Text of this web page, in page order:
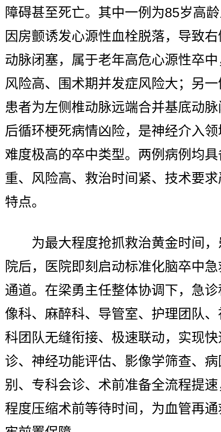
障碍甚至死亡。其中一例为85岁高
因房颤诱发心源性血栓脱落，导致
动脉闭塞，属于老年高危心源性卒
风险高、围术期并发症风险大；另
患者为左侧椎动脉远端合并基底动
后循环梗死病情凶险，是神经介入
难度极高的卒中类型。两例病例均
重、风险高、救治时间紧、技术要
特点。
为最大程度抢抓救治黄金时间，
院后，医院即刻启动标准化脑卒中
通道。在梁勇主任整体协调下，急
像科、麻醉科、导管室、护理团队
科团队无缝衔接、极速联动，实现
诊、神经功能评估、影像学筛查、
别、专科会诊、术前准备全流程提
程度压缩术前等待时间，为血管再